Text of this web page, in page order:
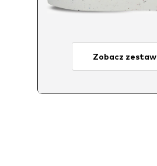
Zobacz zestaw